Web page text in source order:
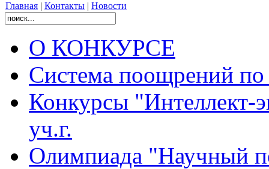
Главная | Контакты | Новости
О КОНКУРСЕ
Система поощрений по
Конкурсы "Интеллект-
уч.г.
Олимпиада "Научный